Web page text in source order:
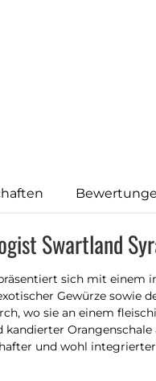
Swartland
sich mit einem
Gewürze sowie
wo sie an einem
kandierter
und wohl